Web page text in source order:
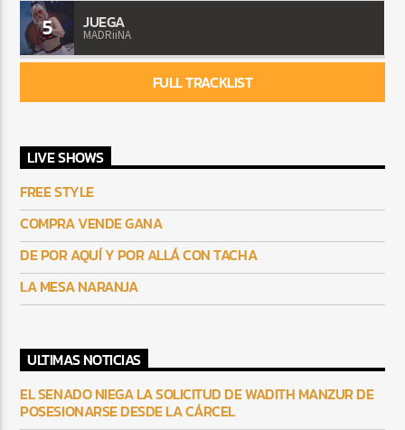
5 JUEGA
MADRiiNA
FULL TRACKLIST
LIVE SHOWS
FREE STYLE
COMPRA VENDE GANA
DE POR AQUÍ Y POR ALLÁ CON TACHA
LA MESA NARANJA
ULTIMAS NOTICIAS
EL SENADO NIEGA LA SOLICITUD DE WADITH MANZUR DE
POSESIONARSE DESDE LA CÁRCEL